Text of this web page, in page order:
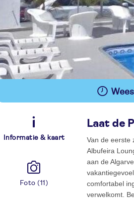
Informatie & kaart
Foto (11)
Laat de
Van de eerste
Albufeira
aan de
comfortabel
verwelkomt.